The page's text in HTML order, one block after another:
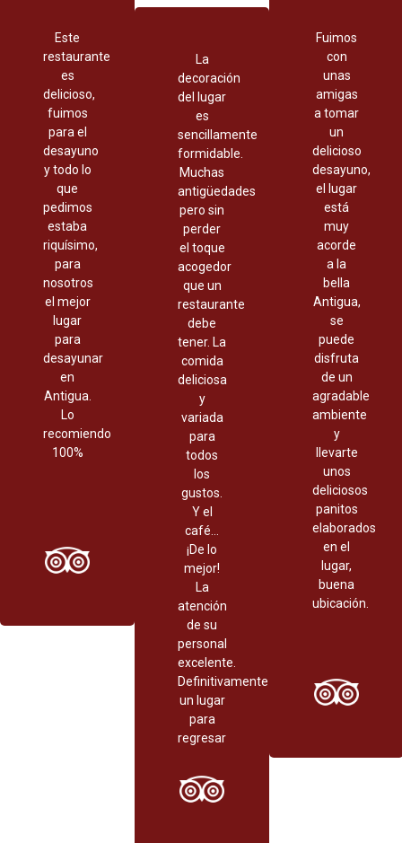
Este
restaurante
es
delicioso,
fuimos
para el
desayuno
y todo lo
que
pedimos
estaba
riquísimo,
para
nosotros
el mejor
lugar
para
desayunar
en
Antigua.
Lo
recomiendo
100%
La
decoración
del lugar
es
sencillamente
formidable.
Muchas
antigüedades
pero sin
perder
el toque
acogedor
que un
restaurante
debe
tener. La
comida
deliciosa
y
variada
para
todos
los
gustos.
Y el
café...
¡De lo
mejor!
La
atención
de su
personal
excelente.
Definitivamente
un lugar
para
regresar
Fuimos
con
unas
amigas
a tomar
un
delicioso
desayuno,
el lugar
está
muy
acorde
a la
bella
Antigua,
se
puede
disfruta
de un
agradable
ambiente
y
llevarte
unos
deliciosos
panitos
elaborados
en el
lugar,
buena
ubicación.